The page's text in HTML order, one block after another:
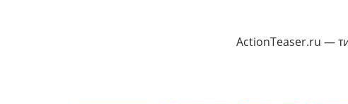
ActionTeaser.ru —